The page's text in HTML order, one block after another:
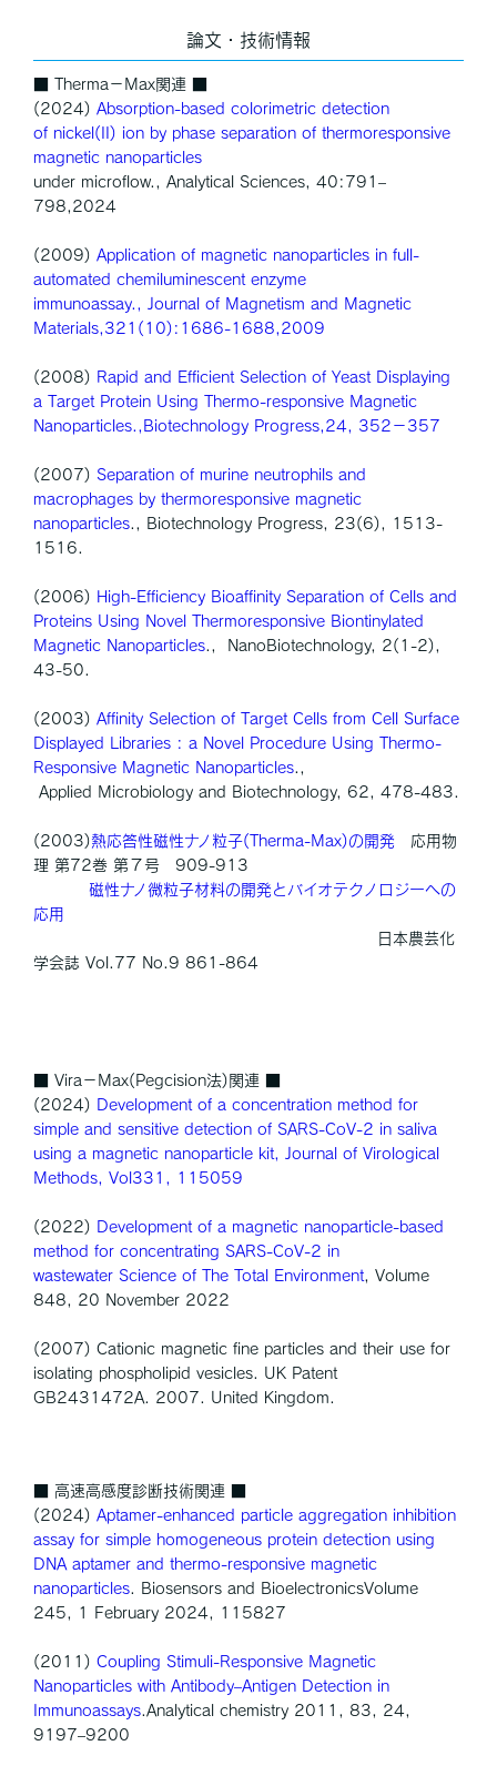
論文・技術情報
■ Therma－Max関連 ■
(2024) Absorption‑based colorimetric detection
of nickel(II) ion by phase separation of thermoresponsive
magnetic nanoparticles
under microflow., Analytical Sciences, 40:791–
798,2024
(2009) Application of magnetic nanoparticles in full-
automated chemiluminescent enzyme
immunoassay., Journal of Magnetism and Magnetic
Materials,321(10):1686-1688,2009
(2008) Rapid and Efficient Selection of Yeast Displaying
a Target Protein Using Thermo-responsive Magnetic
Nanoparticles.,Biotechnology Progress,24, 352−357
(2007) Separation of murine neutrophils and
macrophages by thermoresponsive magnetic
nanoparticles., Biotechnology Progress, 23(6), 1513-
1516.
(2006) High-Efficiency Bioaffinity Separation of Cells and
Proteins Using Novel Thermoresponsive Biontinylated
Magnetic Nanoparticles., NanoBiotechnology, 2(1-2),
43-50.
(2003) Affinity Selection of Target Cells from Cell Surface
Displayed Libraries : a Novel Procedure Using Thermo-
Responsive Magnetic Nanoparticles.,
Applied Microbiology and Biotechnology, 62, 478-483.
(2003)熱応答性磁性ナノ粒子(Therma-Max)の開発 応用物
理 第72巻 第７号 909-913
磁性ナノ微粒子材料の開発とバイオテクノロジーへの
応用
日本農芸化
学会誌 Vol.77 No.9 861-864
■ Vira－Max(Pegcision法)関連 ■
(2024)
Development of a concentration method for
simple and sensitive detection of SARS-CoV-2 in saliva
using a magnetic nanoparticle kit, Journal of Virological
Methods, Vol331, 115059
(2022)
Development of a magnetic nanoparticle-based
method for concentrating SARS-CoV-2 in
wastewater Science of The Total Environment, Volume
848, 20 November 2022
(2007) Cationic magnetic fine particles and their use for
isolating phospholipid vesicles. UK Patent
GB2431472A. 2007. United Kingdom.
■ 高速高感度診断技術関連 ■
(2024) Aptamer-enhanced particle aggregation inhibition
assay for simple homogeneous protein detection using
DNA aptamer and thermo-responsive magnetic
nanoparticles. Biosensors and BioelectronicsVolume
245, 1 February 2024, 115827
(2011) Coupling Stimuli-Responsive Magnetic
Nanoparticles with Antibody–Antigen Detection in
Immunoassays.Analytical chemistry 2011, 83, 24,
9197–9200